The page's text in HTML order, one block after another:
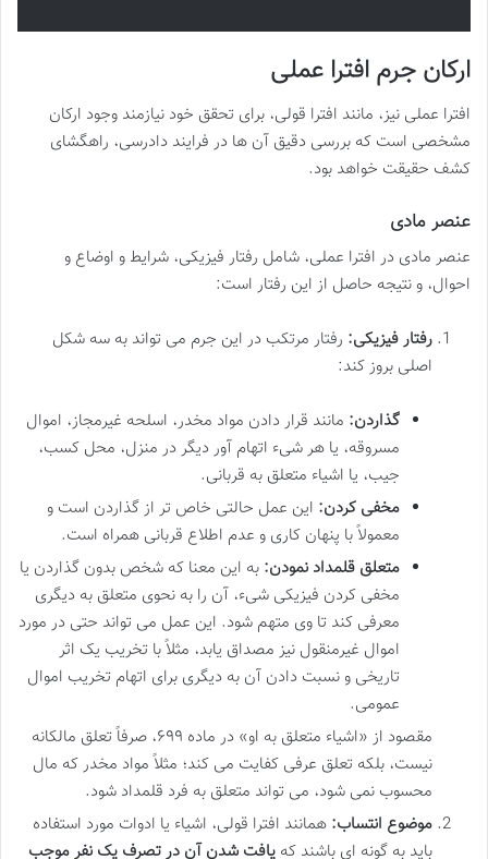
ارکان جرم افترا عملی
افترا عملی نیز، مانند افترا قولی، برای تحقق خود نیازمند وجود ارکان
مشخصی است که بررسی دقیق آن ها در فرایند دادرسی، راهگشای
کشف حقیقت خواهد بود.
عنصر مادی
عنصر مادی در افترا عملی، شامل رفتار فیزیکی، شرایط و اوضاع و
احوال، و نتیجه حاصل از این رفتار است:
رفتار فیزیکی: رفتار مرتکب در این جرم می تواند به سه شکل
اصلی بروز کند:
گذاردن: مانند قرار دادن مواد مخدر، اسلحه غیرمجاز، اموال
مسروقه، یا هر شیء اتهام آور دیگر در منزل، محل کسب،
جیب، یا اشیاء متعلق به قربانی.
مخفی کردن: این عمل حالتی خاص تر از گذاردن است و
معمولاً با پنهان کاری و عدم اطلاع قربانی همراه است.
متعلق قلمداد نمودن: به این معنا که شخص بدون گذاردن یا
مخفی کردن فیزیکی شیء، آن را به نحوی متعلق به دیگری
معرفی کند تا وی متهم شود. این عمل می تواند حتی در مورد
اموال غیرمنقول نیز مصداق یابد، مثلاً با تخریب یک اثر
تاریخی و نسبت دادن آن به دیگری برای اتهام تخریب اموال
عمومی.
مقصود از «اشیاء متعلق به او» در ماده ۶۹۹، صرفاً تعلق مالکانه
نیست، بلکه تعلق عرفی کفایت می کند؛ مثلاً مواد مخدر که مال
محسوب نمی شود، می تواند متعلق به فرد قلمداد شود.
موضوع انتساب: همانند افترا قولی، اشیاء یا ادوات مورد استفاده
باید به گونه ای باشند که یافت شدن آن در تصرف یک نفر موجب